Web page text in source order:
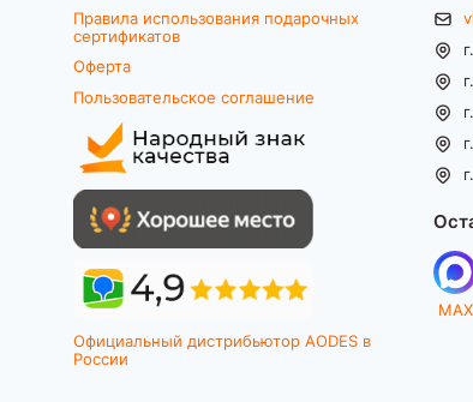
Правила использования подарочных
сертификатов
Оферта
Пользовательское соглашение
Официальный дистрибьютор AODES в
России
MAX